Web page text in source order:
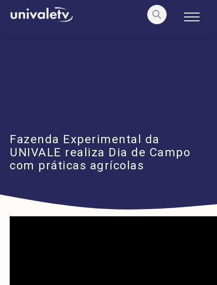
conteúdo
Fazenda Experimental da
UNIVALE realiza Dia de Campo
com práticas agrícolas